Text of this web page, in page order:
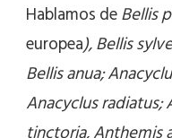
Hablamos deBellis
europea), Bellis
Bellis anua;
Anacyclus